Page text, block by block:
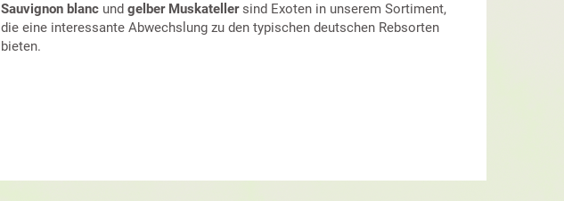
Sauvignon blanc und gelber Muskatellersind Exoten in unserem Sortiment,
die eine interessante Abwechslung zu den typischen deutschen Rebsorten
bieten.